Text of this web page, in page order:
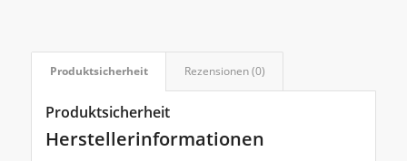
Produktsicherheit Rezensionen (0)
Produktsicherheit
Herstellerinformationen